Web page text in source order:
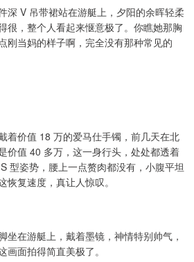
深 V 吊带裙站在游艇上，夕阳的余晖轻柔
很，整个人看起来惬意极了。你瞧她那胸
刚当妈的样子啊，完全没有那种常见的
着价值 18 万的爱马仕手镯，前几天在北
价值 40 多万，这一身行头，处处都透着
型姿势，腰上一点赘肉都没有，小腹平坦
复速度，真让人惊叹。
坐在游艇上，戴着墨镜，神情特别帅气，
面拍得简直美极了。